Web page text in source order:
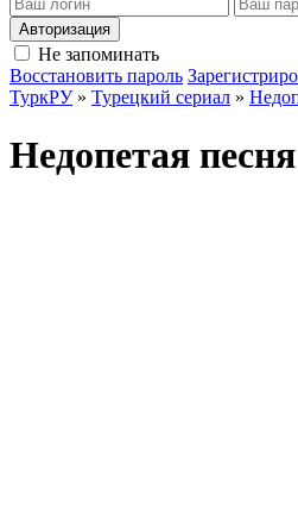
Авторизация
Не запоминать
Восстановить пароль
ТуркРУ» Турецкий сериал »
Недопетая